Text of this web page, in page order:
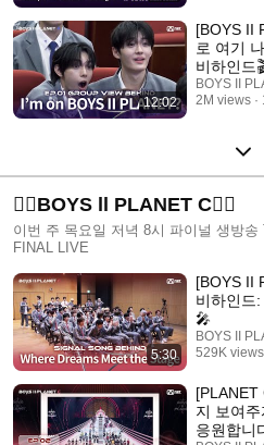
12:02
[BOYS II
로 여기
비하인드
BOYS II
2M views
❤️‍🔥BOYS ll PLANET C❤️‍🔥
이번 주 목요일 저녁 8시 파이널 생방
FINAL LIVE
5:30
[BOYS II
비하인드
🎤
BOYS II
529K views
[PLANET
지 보여
응원합니